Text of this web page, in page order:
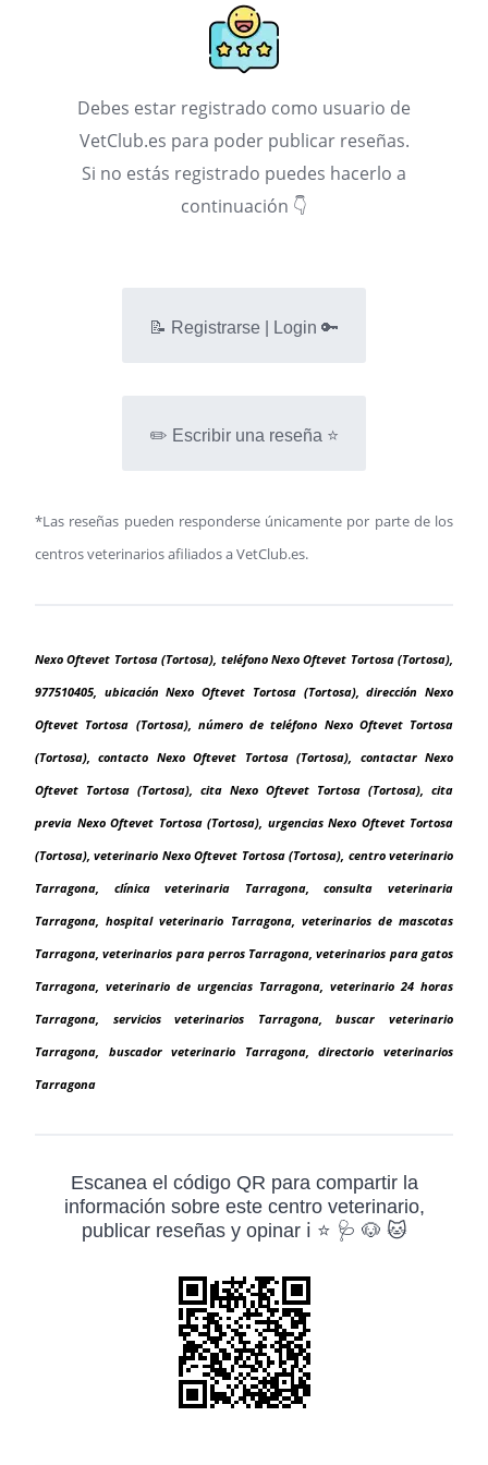
Debes estar registrado como usuario de
VetClub.es para poder publicar reseñas.
Si no estás registrado puedes hacerlo a
continuación 👇
📝 Registrarse | Login 🔑
✏️ Escribir una reseña ⭐
*Las reseñas pueden responderse únicamente por parte de los
centros veterinarios afiliados a VetClub.es.
Nexo Oftevet Tortosa (Tortosa), teléfono Nexo Oftevet Tortosa (Tortosa),
977510405, ubicación Nexo Oftevet Tortosa (Tortosa), dirección Nexo
Oftevet Tortosa (Tortosa), número de teléfono Nexo Oftevet Tortosa
(Tortosa), contacto Nexo Oftevet Tortosa (Tortosa), contactar Nexo
Oftevet Tortosa (Tortosa), cita Nexo Oftevet Tortosa (Tortosa), cita
previa Nexo Oftevet Tortosa (Tortosa), urgencias Nexo Oftevet Tortosa
(Tortosa), veterinario Nexo Oftevet Tortosa (Tortosa), centro veterinario
Tarragona, clínica veterinaria Tarragona, consulta veterinaria
Tarragona, hospital veterinario Tarragona, veterinarios de mascotas
Tarragona, veterinarios para perros Tarragona, veterinarios para gatos
Tarragona, veterinario de urgencias Tarragona, veterinario 24 horas
Tarragona, servicios veterinarios Tarragona, buscar veterinario
Tarragona, buscador veterinario Tarragona, directorio veterinarios
Tarragona
Escanea el código QR para compartir la
información sobre este centro veterinario,
publicar reseñas y opinar ℹ️ ⭐ 🩺 🐶 🐱